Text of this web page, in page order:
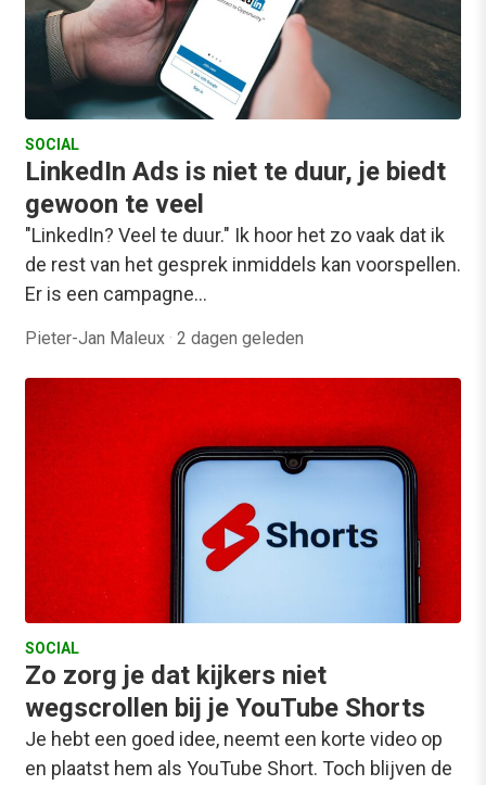
SOCIAL
LinkedIn Ads is niet te duur, je biedt
gewoon te veel
"LinkedIn? Veel te duur." Ik hoor het zo vaak dat ik
de rest van het gesprek inmiddels kan voorspellen.
Er is een campagne…
Pieter-Jan Maleux · 2 dagen geleden
SOCIAL
Zo zorg je dat kijkers niet
wegscrollen bij je YouTube Shorts
Je hebt een goed idee, neemt een korte video op
en plaatst hem als YouTube Short. Toch blijven de